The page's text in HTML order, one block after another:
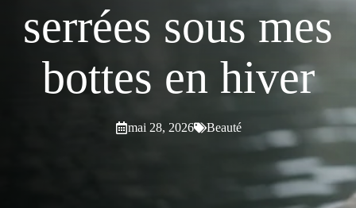
serrées sous mes
bottes en hiver
mai 28, 2026 Beauté